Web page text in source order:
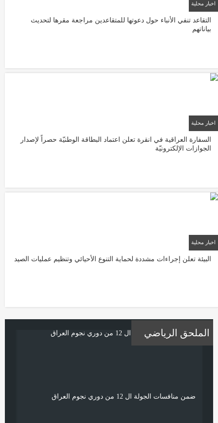
اخبار محلية
التقاعد تنفي الأنباء حول دعوتها للمتقاعدين مراجعة مقرها لتحديث
بياناتهم
اخبار محلية
السفارة العراقية في انقرة تعلن اعتماد البطاقة الوطنيّة حصراً لإصدار
الجوازات الإلكترونيّة
اخبار محلية
البيئة تعلن إجراءات مشددة لحماية التنوع الأحيائي وتنظيم عمليات الصيد
الملحق الرياضي
ضمن منافسات الجولة ال 12 من دوري نجوم العراق